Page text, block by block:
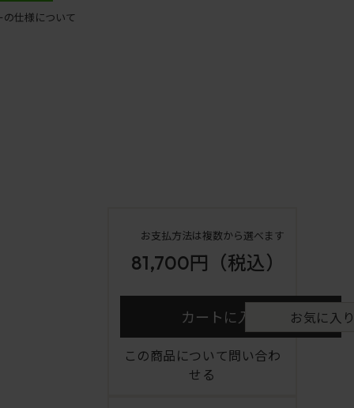
の仕様について
お支払方法は複数から選べます
81,700円 （税込）
カートに入れる お気に入
この商品について問い合わ
せる